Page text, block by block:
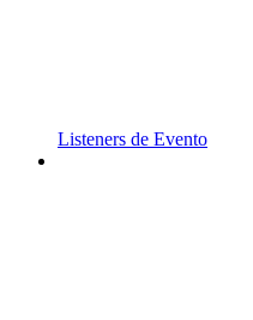
Listeners de Evento